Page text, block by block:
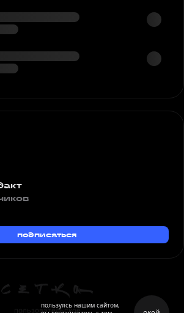
подписаться
пользовательское
пользуясь нашим сайтом,